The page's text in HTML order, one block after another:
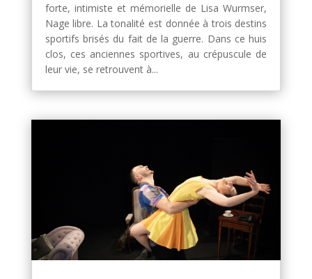
forte, intimiste et mémorielle de Lisa Wurmser,
Nage libre. La tonalité est donnée à trois destins
sportifs brisés du fait de la guerre. Dans ce huis
clos, ces anciennes sportives, au crépuscule de
leur vie, se retrouvent à...